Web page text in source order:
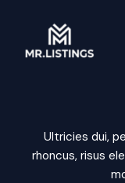
content
Ultricies dui,
rhoncus, risus